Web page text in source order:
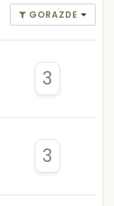
GORAZDE
3
3